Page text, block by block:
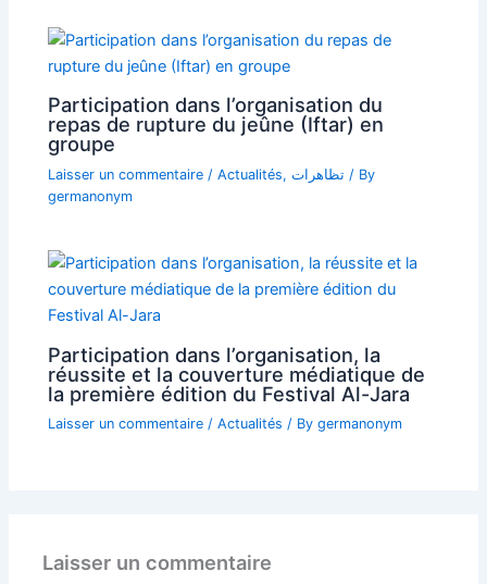
Participation dans l’organisation du
repas de rupture du jeûne (Iftar) en
groupe
Laisser un commentaire /Actualités,تظاهرات / By
germanonym
Participation dans l’organisation, la
réussite et la couverture médiatique de
la première édition du Festival Al-Jara
Laisser un commentaire /Actualités / Bygermanonym
Laisser un commentaire